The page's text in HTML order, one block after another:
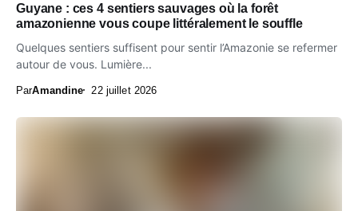
Guyane : ces 4 sentiers sauvages où la forêt
amazonienne vous coupe littéralement le souffle
Quelques sentiers suffisent pour sentir l’Amazonie se refermer
autour de vous. Lumière...
ParAmandine 22 juillet 2026